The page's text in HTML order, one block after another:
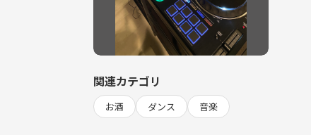
関連カテゴリ
お酒 ダンス 音楽